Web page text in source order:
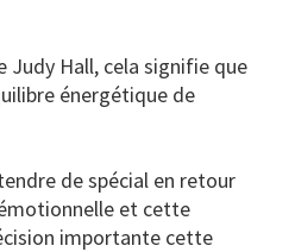
Judy Hall, cela signifie que
énergétique de
de spécial en retour
et cette
importante cette